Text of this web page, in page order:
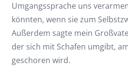
Umgangssprache uns
könnten, wenn sie zum
Außerdem sagte mein
der sich mit Schafen umgibt,
geschoren wird.